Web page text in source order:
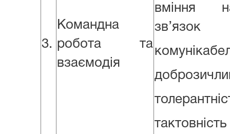
3.
Командна
робота та
взаємодія
вміння
зв’язок
тактовність